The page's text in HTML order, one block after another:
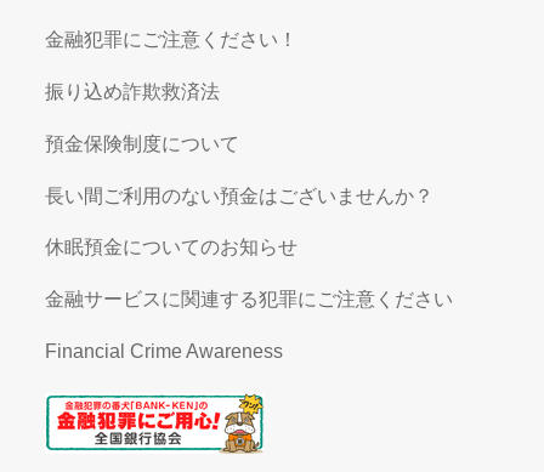
金融犯罪にご注意ください！
振り込め詐欺救済法
預金保険制度について
長い間ご利用のない預金はございませんか？
休眠預金についてのお知らせ
金融サービスに関連する犯罪にご注意ください
Financial Crime Awareness